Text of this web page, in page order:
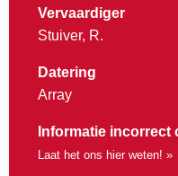
Vervaardiger
Stuiver, R.
Datering
Array
Informatie incorrect
Laat het ons hier weten! »